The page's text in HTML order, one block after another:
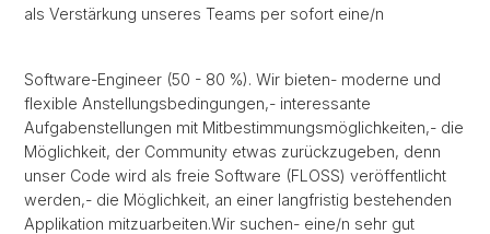
als Verstärkung unseres Teams per sofort eine/n
Software-Engineer (50 - 80 %). Wir bieten- moderne und
flexible Anstellungsbedingungen,- interessante
Aufgabenstellungen mit Mitbestimmungsmöglichkeiten,- die
Möglichkeit, der Community etwas zurückzugeben, denn
unser Code wird als freie Software (FLOSS) veröffentlicht
werden,- die Möglichkeit, an einer langfristig bestehenden
Applikation mitzuarbeiten.Wir suchen- eine/n sehr gut